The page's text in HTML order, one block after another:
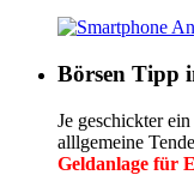
Börsen Tipp
Je geschickter
alllgemeine
Geldanlage für